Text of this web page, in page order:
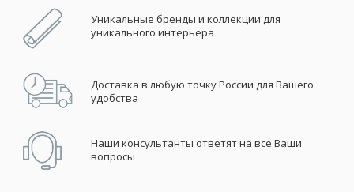
Уникальные бренды и коллекции для
уникального интерьера
Доставка в любую точку России для Вашего
удобства
Наши консультанты ответят на все Ваши
вопросы